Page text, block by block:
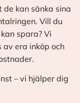
kan sänka sina
Vill du
spara? Vi
era inköp och
– vi hjälper dig